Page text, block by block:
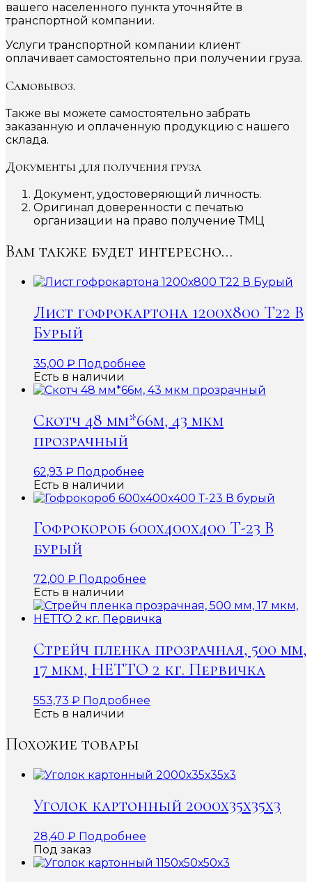
вашего населенного пункта уточняйте в
транспортной компании.
Услуги транспортной компании клиент
оплачивает самостоятельно при получении груза.
Самовывоз.
Также вы можете самостоятельно забрать
заказанную и оплаченную продукцию с нашего
склада.
Документы для получения груза
Документ, удостоверяющий личность.
Оригинал доверенности с печатью
организации на право получение ТМЦ
Вам также будет интересно…
Лист гофрокартона 1200х800 Т22 В
Бурый
35,00 ₽ Подробнее
Есть в наличии
Скотч 48 мм*66м, 43 мкм
прозрачный
62,93 ₽ Подробнее
Есть в наличии
Гофрокороб 600x400x400 Т-23 В
бурый
72,00 ₽ Подробнее
Есть в наличии
Стрейч пленка прозрачная, 500 мм,
17 мкм, НЕТТО 2 кг. Первичка
553,73 ₽ Подробнее
Есть в наличии
Похожие товары
Уголок картонный 2000х35х35х3
28,40 ₽ Подробнее
Под заказ